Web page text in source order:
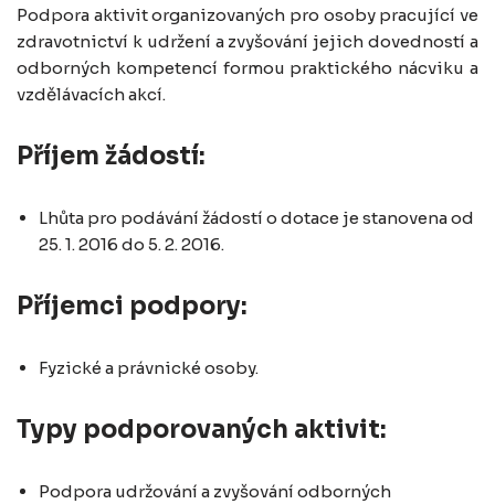
Podpora aktivit organizovaných pro osoby pracující ve
zdravotnictví k udržení a zvyšování jejich dovedností a
odborných kompetencí formou praktického nácviku a
vzdělávacích akcí.
Příjem žádostí:
Lhůta pro podávání žádostí o dotace je stanovena od
25. 1. 2016 do 5. 2. 2016.
Příjemci podpory:
Fyzické a právnické osoby.
Typy podporovaných aktivit:
Podpora udržování a zvyšování odborných